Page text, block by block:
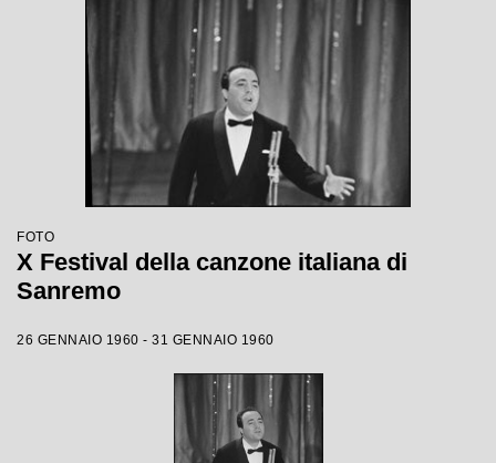
FOTO
X Festival della canzone italiana di
Sanremo
26 GENNAIO 1960 - 31 GENNAIO 1960